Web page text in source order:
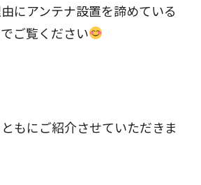
にアンテナ設置を諦めている
ご覧ください
もにご紹介させていただきま